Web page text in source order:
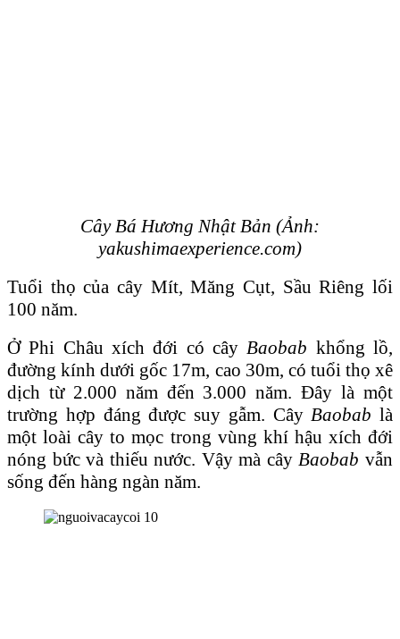
Cây Bá Hương Nhật Bản (Ảnh:
yakushimaexperience.com)
Tuổi thọ của cây Mít, Măng Cụt, Sầu Riêng lối
100 năm.
Ở Phi Châu xích đới có câyBaobab khổng lồ,
đường kính dưới gốc 17m, cao 30m, có tuổi thọ xê
dịch từ 2.000 năm đến 3.000 năm. Ɖây là một
trường hợp đáng được suy gẫm. CâyBaobab là
một loài cây to mọc trong vùng khí hậu xích đới
nóng bức và thiếu nước. Vậy mà câyBaobab vẫn
sống đến hàng ngàn năm.